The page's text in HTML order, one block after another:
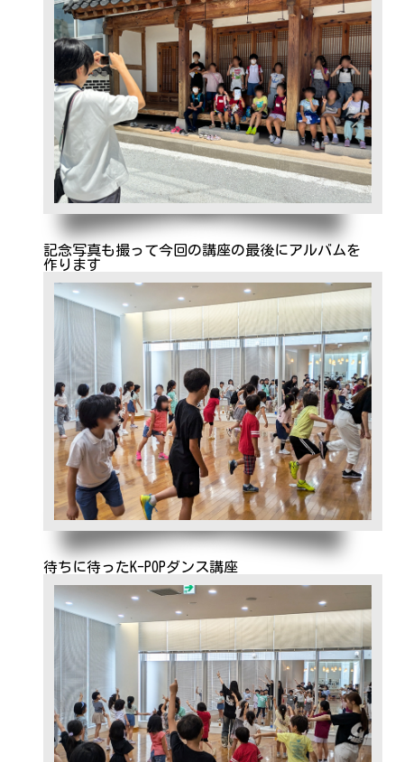
記念写真も撮って今回の講座の最後にアルバムを
作ります
待ちに待ったK-POPダンス講座